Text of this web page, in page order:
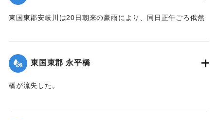
東国東郡安岐川は20日朝来の豪雨により、同日正午ごろ俄然
川橋その他、沿岸一帯危険状態に陥り、各消防組総出で警戒
に努めた結果、幸いに人畜にも家屋にも損害はなかったが、
田畑等の被害は甚大で、同日判明の分だけでも、20余町歩に
東国東郡 永平橋
橋が流失した。